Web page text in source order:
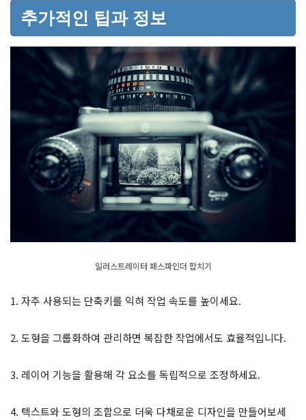
추가적인 팁과 정보
일러스트레이터 패스파인더 합치기
1. 자주 사용되는 단축키를 익혀 작업 속도를 높이세요.
2. 도형을 그룹화하여 관리하면 복잡한 작업에서도 효율적입니다.
3. 레이어 기능을 활용해 각 요소를 독립적으로 조정하세요.
4. 텍스트와 도형의 조합으로 더욱 다채로운 디자인을 만들어보세